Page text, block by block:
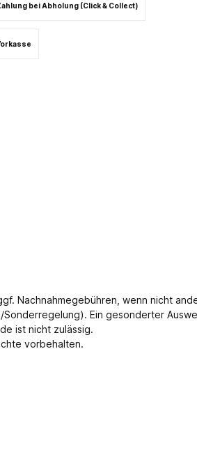
bei Abholung (Click & Collect)
Nachnahmegebühren, wenn nicht
Ein gesonderter
ist nicht zulässig.
vorbehalten.